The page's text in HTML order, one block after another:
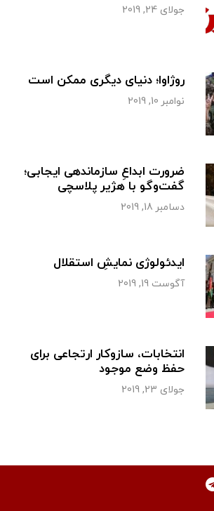
جولای 24, 2019
روژاوا؛ دنیای دیگری ممکن است
نوامبر 10, 2019
ضرورت ابداعِ سازماندهی ایجابی؛
گفت‌وگو با هژیر پلاسچی
دسامبر 18, 2019
ایدئولوژی نمایشِ استقلال
آگوست 19, 2019
انتخابات، سازوکار ارتجاعی برای
حفظ وضع موجود
جولای 23, 2019